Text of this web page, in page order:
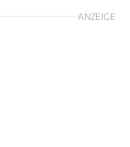
ANZEIGE